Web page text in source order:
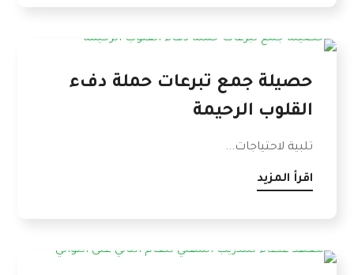
حصيلة جمع تبرعات حملة دفء
القلوب الرحيمة
تلبية لاحتياجات...
اقرأ المزيد